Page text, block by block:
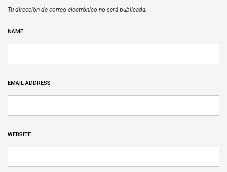
Tu dirección de correo electrónico no será publicada.
NAME
EMAIL ADDRESS
WEBSITE